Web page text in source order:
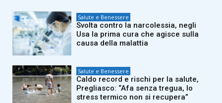
Salute e Benessere
Svolta contro la narcolessia, negli
Usa la prima cura che agisce sulla
causa della malattia
Salute e Benessere
Caldo record e rischi per la salute,
Pregliasco: “Afa senza tregua, lo
stress termico non si recupera”